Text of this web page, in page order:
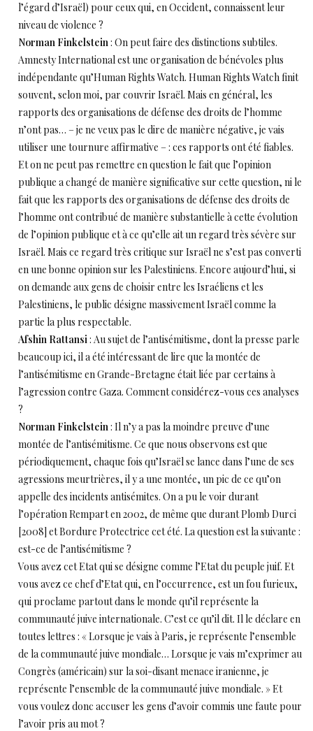
l’égard d’Israël) pour ceux qui, en Occident, connaissent leur
niveau de violence ?
Norman Finkelstein: On peut faire des distinctions subtiles.
Amnesty International est une organisation de bénévoles plus
indépendante qu’Human Rights Watch. Human Rights Watch finit
souvent, selon moi, par couvrir Israël. Mais en général, les
rapports des organisations de défense des droits de l’homme
n’ont pas… – je ne veux pas le dire de manière négative, je vais
utiliser une tournure affirmative – : ces rapports ont été fiables.
Et on ne peut pas remettre en question le fait que l’opinion
publique a changé de manière significative sur cette question, ni le
fait que les rapports des organisations de défense des droits de
l’homme ont contribué de manière substantielle à cette évolution
de l’opinion publique et à ce qu’elle ait un regard très sévère sur
Israël. Mais ce regard très critique sur Israël ne s’est pas converti
en une bonne opinion sur les Palestiniens. Encore aujourd’hui, si
on demande aux gens de choisir entre les Israéliens et les
Palestiniens, le public désigne massivement Israël comme la
partie la plus respectable.
Afshin Rattansi: Au sujet de l’antisémitisme, dont la presse parle
beaucoup ici, il a été intéressant de lire que la montée de
l’antisémitisme en Grande-Bretagne était liée par certains à
l’agression contre Gaza. Comment considérez-vous ces analyses
?
Norman Finkelstein: Il n’y a pas la moindre preuve d’une
montée de l’antisémitisme. Ce que nous observons est que
périodiquement, chaque fois qu’Israël se lance dans l’une de ses
agressions meurtrières, il y a une montée, un pic de ce qu’on
appelle des incidents antisémites. On a pu le voir durant
l’opération Rempart en 2002, de même que durant Plomb Durci
[2008] et Bordure Protectrice cet été. La question est la suivante :
est-ce de l’antisémitisme ?
Vous avez cet Etat qui se désigne comme l’Etat du peuple juif. Et
vous avez ce chef d’Etat qui, en l’occurrence, est un fou furieux,
qui proclame partout dans le monde qu’il représente la
communauté juive internationale. C’est ce qu’il dit. Il le déclare en
toutes lettres : « Lorsque je vais à Paris, je représente l’ensemble
de la communauté juive mondiale… Lorsque je vais m’exprimer au
Congrès (américain) sur la soi-disant menace iranienne, je
représente l’ensemble de la communauté juive mondiale. » Et
vous voulez donc accuser les gens d’avoir commis une faute pour
l’avoir pris au mot ?